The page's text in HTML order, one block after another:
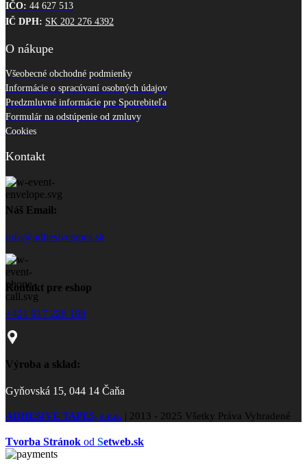
IČO: 44 627 513
IČ DPH: SK 202 276 4392
O nákupe
Všeobecné obchodné podmienky
Informácie o spracúvaní osobných údajov
Predzmluvné informácie pre Spotrebiteľa
Formulár na odstúpenie od zmluvy
Cookies
Kontakt
Náš Email:
info@adhesivetapes.sk
Kontakt pre eshop
+421 917 226 198
Výroba a sklad:
Gyňovská 15, 044 14 Čaňa
ADHESIVE TAPES, s.r.o. | 2013 - 2025 Všetky Práva Vyhradené
Tvorba Stránok od Setweb.sk